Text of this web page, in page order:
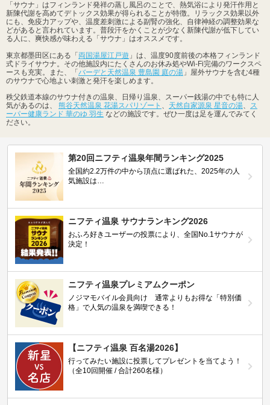
「サウナ」はフィンランド発祥の蒸し風呂のことで、熱気浴により発汗作用と
新陳代謝を高めてデトックス効果が得られることが特徴。リラックス効果以外
にも、免疫力アップや、温度差刺激による副腎の強化、自律神経の調整効果な
どがあると言われています。普段汗をかくことが少なく新陳代謝が低下してい
る人に、爽快感が味わえる「サウナ」はオススメです。
東京都墨田区にある「 両国湯屋江戸遊 」は、温度90度前後の本格フィンランド
式ドライサウナ。その他施設内にたくさんのお休み処やWi-Fi完備のワークスペ
ースも充実。また、「 バーデと天然温泉 豊島園 庭の湯 」屋外サウナを含む4種
のサウナで心地よい刺激と発汗を楽しめます。
秩父鉄道本線のサウナ付きの温泉、日帰り温泉、スーパー銭湯の中でも特に人
気があるのは、 熊谷天然温泉 花湯スパリゾート 、 天然自家源泉 星音の湯、 ス
ーパー健康ランド 華のゆ 羽生 などの施設です。ぜひ一度は足を運んでみてく
ださい。
第20回ニフティ温泉年間ランキング2025
全国約2.2万件の中から頂点に選ばれた、2025年の人
気施設は…
ニフティ温泉 サウナランキング2026
おふろ好きユーザーの投票により、全国No.1サウナが
決定！
ニフティ温泉プレミアムクーポン
ノジマモバイル会員向け 通常よりもお得な「特別価
格」で人気の温泉を満喫できる！
【ニフティ温泉 百名湯2026】
行ってみたい施設に投票してプレゼントを当てよう！
（全10回開催 / 合計260名様）